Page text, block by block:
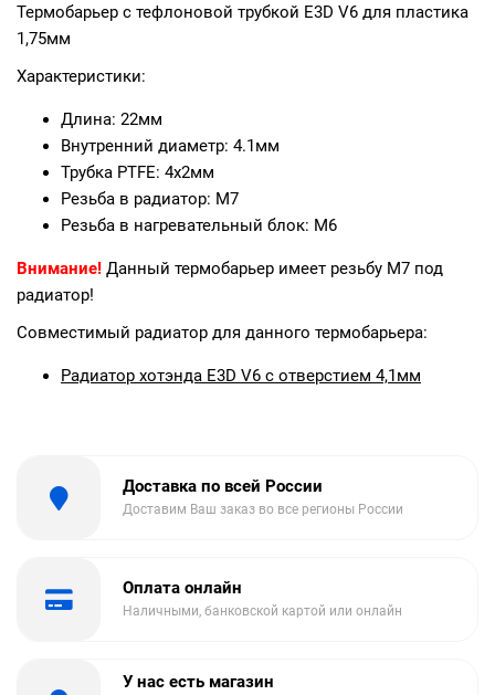
Термобарьер с тефлоновой трубкой E3D V6 для пластика
1,75мм
Характеристики:
Длина: 22мм
Внутренний диаметр: 4.1мм
Трубка PTFE: 4x2мм
Резьба в радиатор: М7
Резьба в нагревательный блок: М6
Внимание! Данный термобарьер имеет резьбу М7 под
радиатор!
Совместимый радиатор для данного термобарьера:
Радиатор хотэнда E3D V6 с отверстием 4,1мм
Доставка по всей России
Доставим Ваш заказ во все регионы России
Оплата онлайн
Наличными, банковской картой или онлайн
У нас есть магазин